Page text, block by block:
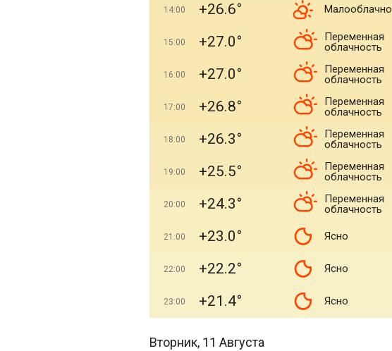
14:00 +26.6° Малооблачно
15:00 +27.0°
Переменная
облачность
16:00 +27.0°
Переменная
облачность
17:00 +26.8°
Переменная
облачность
18:00 +26.3°
Переменная
облачность
19:00 +25.5°
Переменная
облачность
20:00 +24.3°
Переменная
облачность
21:00 +23.0° Ясно
22:00 +22.2° Ясно
23:00 +21.4° Ясно
Вторник, 11 Августа